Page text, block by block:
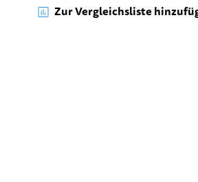
Zur Vergleichsliste